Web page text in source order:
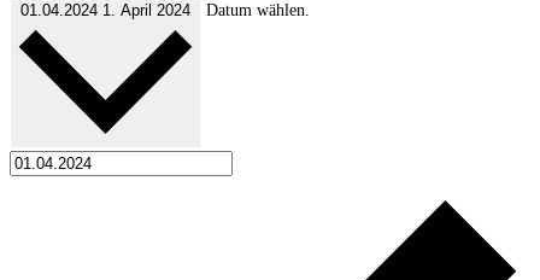
01.04.2024 1. April 2024 Datum wählen.